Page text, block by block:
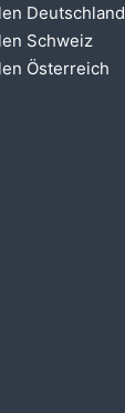
Deutschland
Schweiz
Österreich